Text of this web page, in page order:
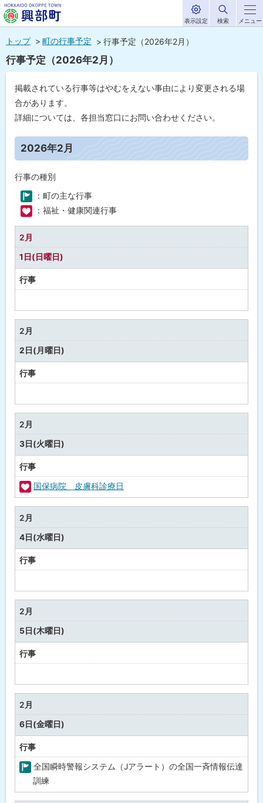
へ
北海道興部
町
HOKKAIDO OKOPPE TOWN
メニュー
表示設定 検索
トップ 町の行事予定 行事予定（2026年2月）
行事予定（2026年2月）
掲載されている行事等はやむをえない事由により変更される場
合があります。
詳細については、各担当窓口にお問い合わせください。
ペ
ー
ジ
内
目
次
0
2
6
年
0
2
月
2026年2月
行事の種別
：町の主な行事
：福祉・健康関連行事
2月
1日(日曜日)
行事
定
な
し
2月
2日(月曜日)
行事
定
な
し
2月
3日(火曜日)
行事
福
祉
・
健
康
国保病院 皮膚科診療日
2月
4日(水曜日)
行事
定
な
し
2月
5日(木曜日)
行事
定
な
し
2月
6日(金曜日)
行事
の
全国瞬時警報システム（Jアラート）の全国一斉情報伝達
訓練